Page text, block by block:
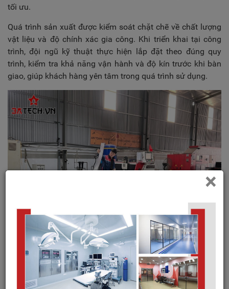
tối ưu.
Quá trình sản xuất được kiểm soát chặt chẽ về chất lượng
vật liệu và độ chính xác gia công. Khi triển khai tại công
trình, đội ngũ kỹ thuật thực hiện lắp đặt theo đúng quy
trình, kiểm tra khả năng vận hành và độ kín trước khi bàn
giao, giúp khách hàng yên tâm trong quá trình sử dụng.
Vì sao nên lựa chọn cửa kho lạnh của
3ATECH
×